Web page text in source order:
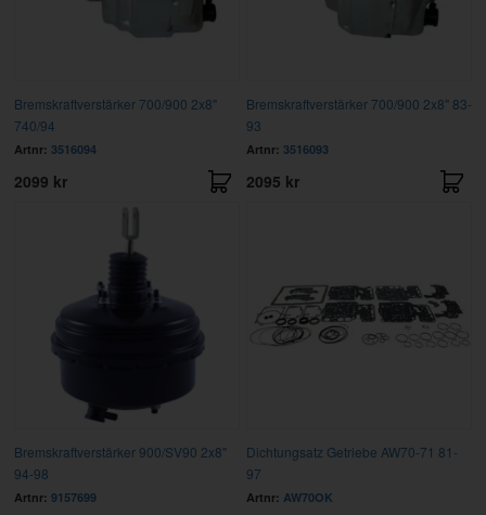
Bremskraftverstärker 700/900 2x8"
740/94
Artnr: 3516094
2099 kr
Bremskraftverstärker 700/900 2x8" 83-
93
Artnr: 3516093
2095 kr
Bremskraftverstärker 900/SV90 2x8"
94-98
Artnr: 9157699
Dichtungsatz Getriebe AW70-71 81-
97
Artnr: AW70OK